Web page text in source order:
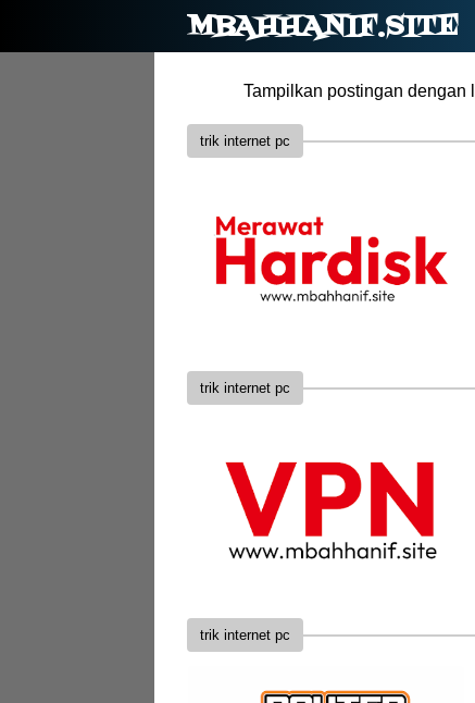
MBAHHANIF.SITE
Tampilkan postingan dengan
trik internet pc
trik internet pc
trik internet pc